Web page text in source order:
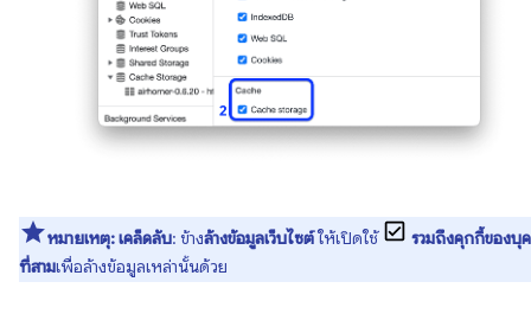
หมายเหตุ:เคล็ดลับ: ข้างล้างข้อมูลเว็บไซต์ให้เปิดใช้
รวมถึงคุกกี้ของบุ
ที่สามเพื่อล้างข้อมูลเหล่านั้นด้วย